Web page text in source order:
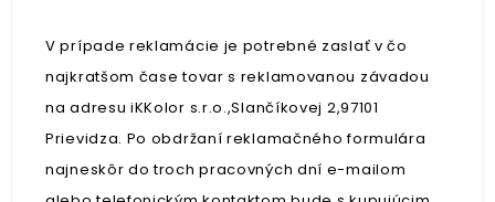
V prípade reklamácie je potrebné zaslať v čo
najkratšom čase tovar s reklamovanou závadou
na adresu iKKolor s.r.o.,Slančíkovej 2,97101
Prievidza. Po obdržaní reklamačného formulára
najneskôr do troch pracovných dní e-mailom